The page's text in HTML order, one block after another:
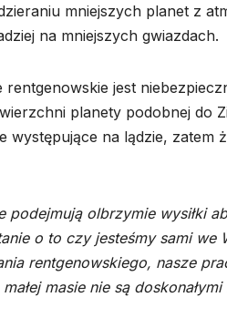
mniejszych planet z
na mniejszych gwiazdach.
jest
planety podobnej do
występujące na lądzie,
podejmują olbrzymie wysiłki
o to czy jesteśmy sami we
rentgenowskiego, nasze
masie nie są